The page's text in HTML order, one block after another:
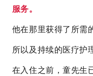
服务。
他在那里获得了所需
所以及持续的医疗护
在入住之前，童先生